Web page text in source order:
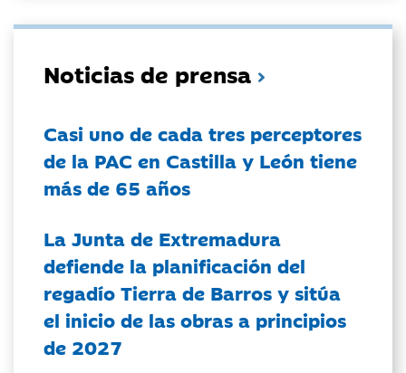
Noticias de prensa
Casi uno de cada tres perceptores
de la PAC en Castilla y León tiene
más de 65 años
La Junta de Extremadura
defiende la planificación del
regadío Tierra de Barros y sitúa
el inicio de las obras a principios
de 2027